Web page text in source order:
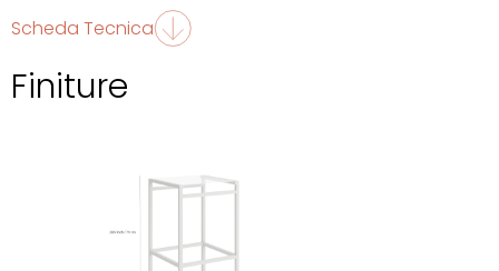
Scheda Tecnica
Finiture